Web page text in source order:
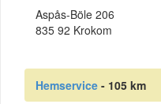
Aspås-Böle 206
835 92 Krokom
Hemservice - 105 km